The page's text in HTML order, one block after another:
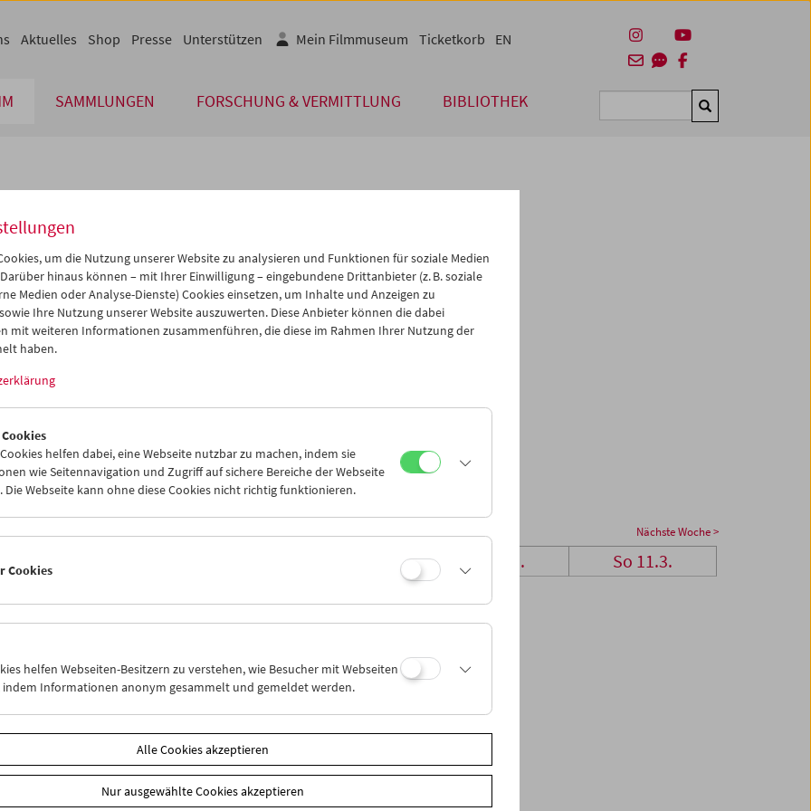
SAMMLUNGEN FORSCHUNG & VERMITTLUNG BIBLIOTHEK Suchen
Aktuelles Shop Presse Unterstützen Mein Filmmuseum Ticketkorb EN
Mär 2012 >>
Mi Do Fr Sa So
29 01 02 03
04
07 08 09 10
11
14 15
21 22
04
iCalender
Programmheft-PDF
English language or subtitles
Nächste Woche >
Mi 7.3. Sa 10.3. So 11.3.
um die Nutzung unserer Website zu analysieren und Funktionen für soziale Medien
hinaus können – mit Ihrer Einwilligung – eingebundene Drittanbieter (z. B. soziale
Medien oder Analyse-Dienste) Cookies einsetzen, um Inhalte und Anzeigen zu
Ihre Nutzung unserer Website auszuwerten. Diese Anbieter können die dabei
mit weiteren Informationen zusammenführen, die diese im Rahmen Ihrer Nutzung der
haben.
helfen dabei, eine Webseite nutzbar zu machen, indem sie
wie Seitennavigation und Zugriff auf sichere Bereiche der Webseite
Die Webseite kann ohne diese Cookies nicht richtig funktionieren.
Cookies
helfen Webseiten-Besitzern zu verstehen, wie Besucher mit Webseiten
indem Informationen anonym gesammelt und gemeldet werden.
Alle Cookies akzeptieren
Nur ausgewählte Cookies akzeptieren